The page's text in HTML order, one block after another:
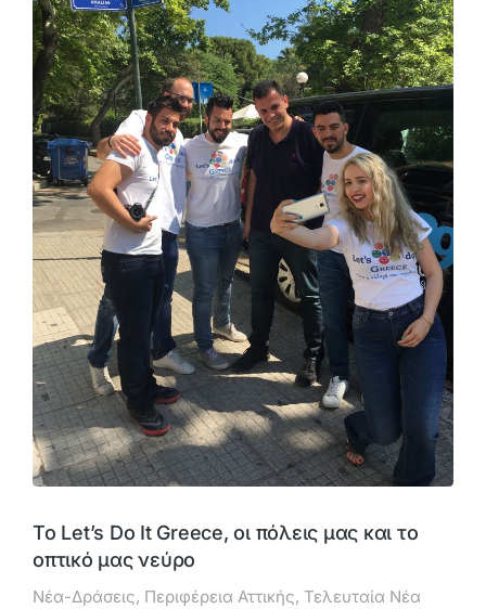
Το Let’s Do It Greece, οι πόλεις μας και το
οπτικό μας νεύρο
Νέα-Δράσεις, Περιφέρεια Αττικής, Τελευταία Νέα